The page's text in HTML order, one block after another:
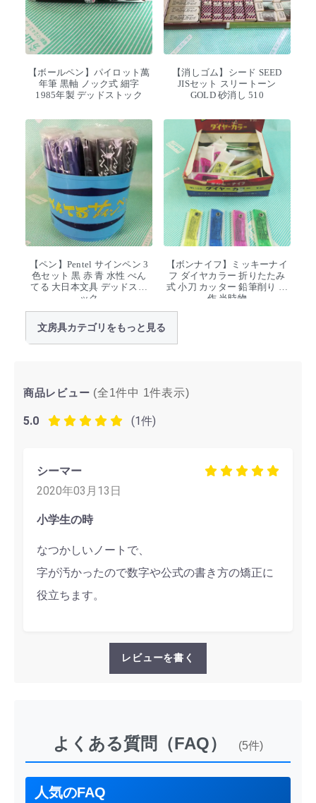
【ボールペン】パイロット萬
年筆 黒軸 ノック式 細字
1985年製 デッドストック
【消しゴム】シード SEED
JISセット スリートーン
GOLD 砂消し 510
【ペン】Pentel サインペン 3
色セット 黒 赤 青 水性 ぺん
てる 大日本文具 デッドスト
ック
【ボンナイフ】ミッキーナイ
フ ダイヤカラー 折りたたみ
式 小刀 カッター 鉛筆削り 工
作 当時物
文房具カテゴリをもっと見る
商品レビュー (全1件中 1件表示)
5.0 (1件)
シーマー
2020年03月13日
小学生の時
なつかしいノートで、
字が汚かったので数字や公式の書き方の矯正に
役立ちます。
レビューを書く
よくある質問（FAQ） (5件)
人気のFAQ